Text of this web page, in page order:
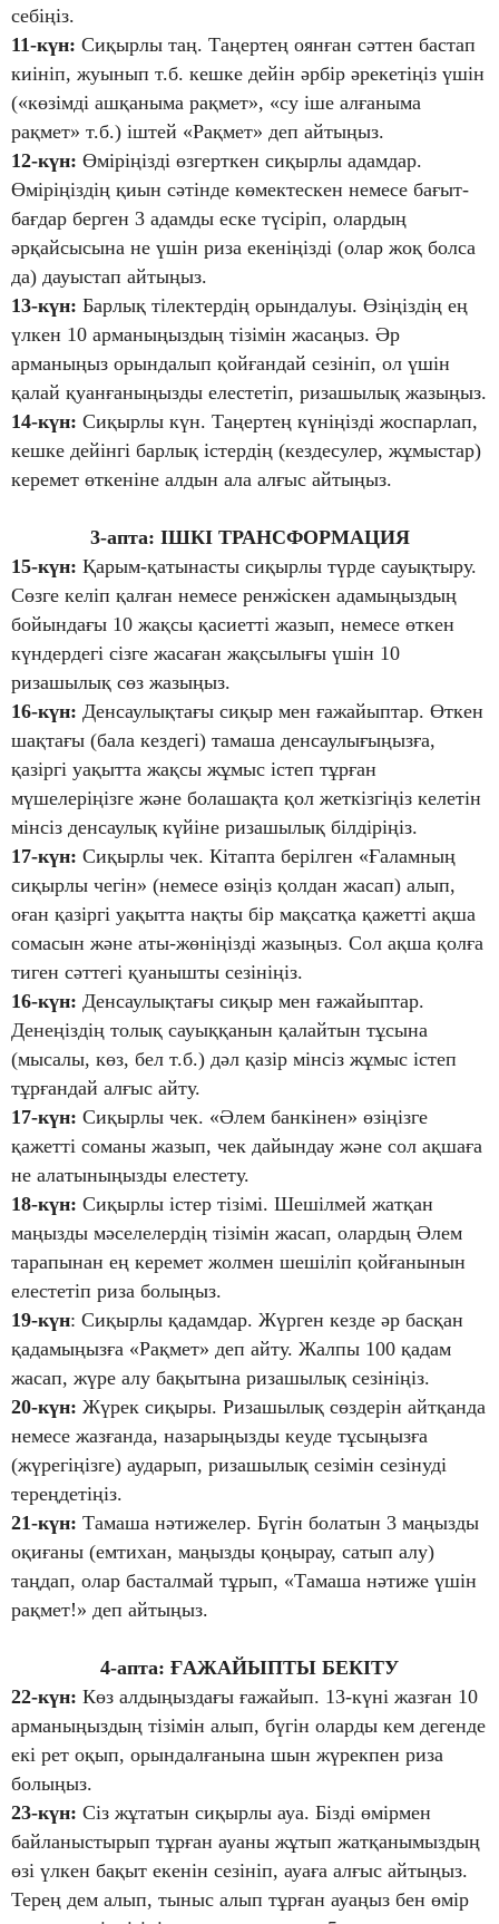
себіңіз.
11-күн: Сиқырлы таң. Таңертең оянған сәттен бастап
киініп, жуынып т.б. кешке дейін әрбір әрекетіңіз үшін
(«көзімді ашқаныма рақмет», «су іше алғаныма
рақмет» т.б.) іштей «Рақмет» деп айтыңыз.
12-күн: Өміріңізді өзгерткен сиқырлы адамдар.
Өміріңіздің қиын сәтінде көмектескен немесе бағыт-
бағдар берген 3 адамды еске түсіріп, олардың
әрқайсысына не үшін риза екеніңізді (олар жоқ болса
да) дауыстап айтыңыз.
13-күн: Барлық тілектердің орындалуы. Өзіңіздің ең
үлкен 10 арманыңыздың тізімін жасаңыз. Әр
арманыңыз орындалып қойғандай сезініп, ол үшін
қалай қуанғаныңызды елестетіп, ризашылық жазыңыз.
14-күн: Сиқырлы күн. Таңертең күніңізді жоспарлап,
кешке дейінгі барлық істердің (кездесулер, жұмыстар)
керемет өткеніне алдын ала алғыс айтыңыз.
3-апта: ІШКІ ТРАНСФОРМАЦИЯ
15-күн: Қарым-қатынасты сиқырлы түрде сауықтыру.
Сөзге келіп қалған немесе ренжіскен адамыңыздың
бойындағы 10 жақсы қасиетті жазып, немесе өткен
күндердегі сізге жасаған жақсылығы үшін 10
ризашылық сөз жазыңыз.
16-күн: Денсаулықтағы сиқыр мен ғажайыптар. Өткен
шақтағы (бала кездегі) тамаша денсаулығыңызға,
қазіргі уақытта жақсы жұмыс істеп тұрған
мүшелеріңізге және болашақта қол жеткізгіңіз келетін
мінсіз денсаулық күйіне ризашылық білдіріңіз.
17-күн: Сиқырлы чек. Кітапта берілген «Ғаламның
сиқырлы чегін» (немесе өзіңіз қолдан жасап) алып,
оған қазіргі уақытта нақты бір мақсатқа қажетті ақша
сомасын және аты-жөніңізді жазыңыз. Сол ақша қолға
тиген сәттегі қуанышты сезініңіз.
16-күн: Денсаулықтағы сиқыр мен ғажайыптар.
Денеңіздің толық сауыққанын қалайтын тұсына
(мысалы, көз, бел т.б.) дәл қазір мінсіз жұмыс істеп
тұрғандай алғыс айту.
17-күн: Сиқырлы чек. «Әлем банкінен» өзіңізге
қажетті соманы жазып, чек дайындау және сол ақшаға
не алатыныңызды елестету.
18-күн: Сиқырлы істер тізімі. Шешілмей жатқан
маңызды мәселелердің тізімін жасап, олардың Әлем
тарапынан ең керемет жолмен шешіліп қойғанынын
елестетіп риза болыңыз.
19-күн: Сиқырлы қадамдар. Жүрген кезде әр басқан
қадамыңызға «Рақмет» деп айту. Жалпы 100 қадам
жасап, жүре алу бақытына ризашылық сезініңіз.
20-күн: Жүрек сиқыры. Ризашылық сөздерін айтқанда
немесе жазғанда, назарыңызды кеуде тұсыңызға
(жүрегіңізге) аударып, ризашылық сезімін сезінуді
тереңдетіңіз.
21-күн: Тамаша нәтижелер. Бүгін болатын 3 маңызды
оқиғаны (емтихан, маңызды қоңырау, сатып алу)
таңдап, олар басталмай тұрып, «Тамаша нәтиже үшін
рақмет!» деп айтыңыз.
4-апта: ҒАЖАЙЫПТЫ БЕКІТУ
22-күн: Көз алдыңыздағы ғажайып. 13-күні жазған 10
арманыңыздың тізімін алып, бүгін оларды кем дегенде
екі рет оқып, орындалғанына шын жүрекпен риза
болыңыз.
23-күн: Сіз жұтатын сиқырлы ауа. Бізді өмірмен
байланыстырып тұрған ауаны жұтып жатқанымыздың
өзі үлкен бақыт екенін сезініп, ауаға алғыс айтыңыз.
Терең дем алып, тыныс алып тұрған ауаңыз бен өмір